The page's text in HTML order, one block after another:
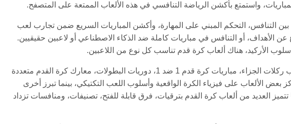
واستمتع بأكشن الرياضة التنافسي في هذه الألعاب الممتعة على المتصفح.
التنافس، التحكم المبني على المهارة، وأكشن المباريات السريع ضمن تجارب لعب
عن الأهداف، أو التنافس في مباريات كاملة ضد الذكاء الاصطناعي أو لاعبين حقيقيين.
الأركيد، هناك ألعاب كرة قدم تناسب كل نوع من اللاعبين.
تأتي ألعاب كرة القدم أونلاين بأنماط متعددة، بما في ذلك ألعاب ركلات الجزاء، مباريات كرة قدم 1 ضد 1، دوريات البطولات، معارك كرة القدم متعددة
بعض الألعاب على فيزياء الكرة الواقعية وأسلوب اللعب التكتيكي، بينما تبرز أخرى
العديد من ألعاب كرة القدم بترقيات، فرق قابلة للفتح، تصنيفات، ومنافسات تزداد